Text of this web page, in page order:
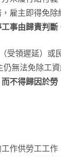
雇主即得免除
事由歸責判斷
受領遲延）或
仍無法免除工
不得歸因於勞
作供勞工工作